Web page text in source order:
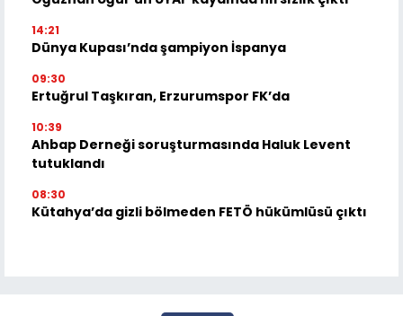
14:21
Dünya Kupası’nda şampiyon İspanya
09:30
Ertuğrul Taşkıran, Erzurumspor FK’da
10:39
Ahbap Derneği soruşturmasında Haluk Levent
tutuklandı
08:30
Kütahya’da gizli bölmeden FETÖ hükümlüsü çıktı